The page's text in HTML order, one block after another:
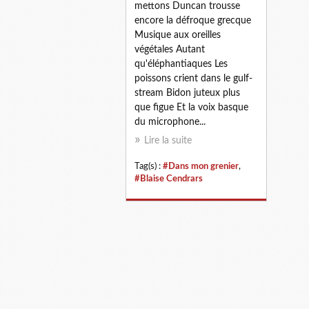
mettons Duncan trousse
encore la défroque grecque
Musique aux oreilles
végétales Autant
qu'éléphantiaques Les
poissons crient dans le gulf-
stream Bidon juteux plus
que figue Et la voix basque
du microphone...
Lire la suite
Tag(s) : #Dans mon grenier,
#Blaise Cendrars